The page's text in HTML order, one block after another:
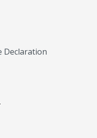
Declaration